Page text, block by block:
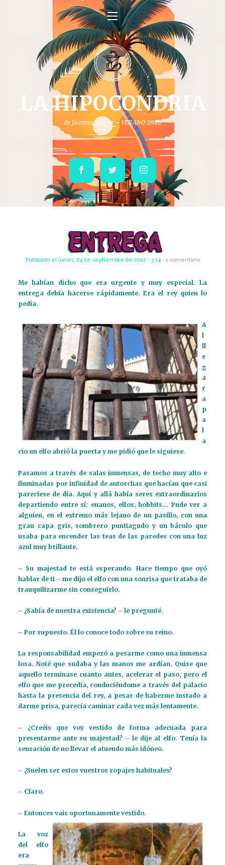
LA HIPOCONDRIA
de Juanma Suárez – VERANO 2026
Facebook Twitter Instagram
Publicado el lunes, 24 de septiembre de 2012 - 3:14 1 comentario
Me habían dicho que era urgente y muy especial. La
entrega debía hacerse rápidamente. Era el rey quien lo
pedía.
A
l
ll
e
g
a
r
a
p
a
l
a
cio un elfo abrió la puerta y me pidió que le siguiese.
Pasamos a través de salas inmensas, de techo muy alto e
iluminadas por infinidad de antorchas que hacían que casi
pareciese de día. Aquí y allá había seres extraordinarios
departiendo entre sí: enanos, elfos, hobbits… Pude ver a
alguien, en el extremo más lejano de un pasillo, con una
gran capa gris, sombrero puntiagudo y un báculo que
usaba para encender las teas de las paredes con una luz
azul muy brillante.
– Su majestad te está esperando. Hace tiempo que oyó
hablar de ti – me dijo el elfo con una sonrisa que trataba de
tranquilizarme sin conseguirlo.
– ¿Sabía de nuestra existencia? – le pregunté.
– Por supuesto. Él lo conoce todo sobre su reino.
La responsabilidad empezó a pesarme como una inmensa
losa. Noté que sudaba y las manos me ardían. Quise que
aquello terminase cuanto antes, acelerar el paso, pero el
elfo que me precedía, conduciéndome a través del palacio
hasta la presencia del rey, a pesar de haberme instado a
darme prisa, parecía caminar cada vez más lentamente.
– ¿Creéis que voy vestido de forma adecuada para
presentarme ante su majestad? – le dije al elfo. Tenía la
sensación de no llevar el atuendo más idóneo.
– ¿Suelen ser estos vuestros ropajes habituales?
– Claro.
– Entonces vais oportunamente vestido.
La voz
del elfo
era